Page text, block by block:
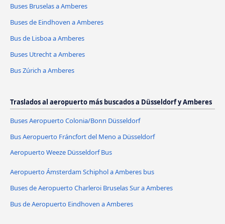
Buses Bruselas a Amberes
Buses de Eindhoven a Amberes
Bus de Lisboa a Amberes
Buses Utrecht a Amberes
Bus Zúrich a Amberes
Traslados al aeropuerto más buscados a Düsseldorf y Amberes
Buses Aeropuerto Colonia/Bonn Düsseldorf
Bus Aeropuerto Fráncfort del Meno a Düsseldorf
Aeropuerto Weeze Düsseldorf Bus
Aeropuerto Ámsterdam Schiphol a Amberes bus
Buses de Aeropuerto Charleroi Bruselas Sur a Amberes
Bus de Aeropuerto Eindhoven a Amberes